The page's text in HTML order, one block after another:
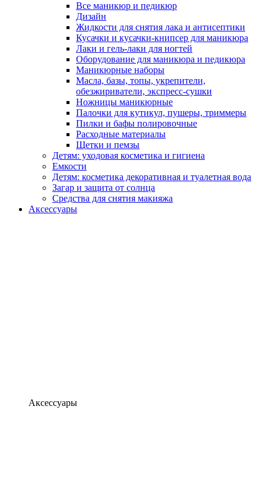
Все маникюр и педикюр
Дизайн
Жидкости для снятия лака и антисептики
Кусачки и кусачки-книпсер для маникюра
Лаки и гель-лаки для ногтей
Оборудование для маникюра и педикюра
Маникюрные наборы
Масла, базы, топы, укрепители,
обезжириватели, экспресс-сушки
Ножницы маникюрные
Палочки для кутикул, пушеры, триммеры
Пилки и бафы полировочные
Расходные материалы
Щетки и пемзы
Детям: уходовая косметика и гигиена
Емкости
Детям: косметика декоративная и туалетная вода
Загар и защита от солнца
Средства для снятия макияжа
Аксессуары
Аксессуары